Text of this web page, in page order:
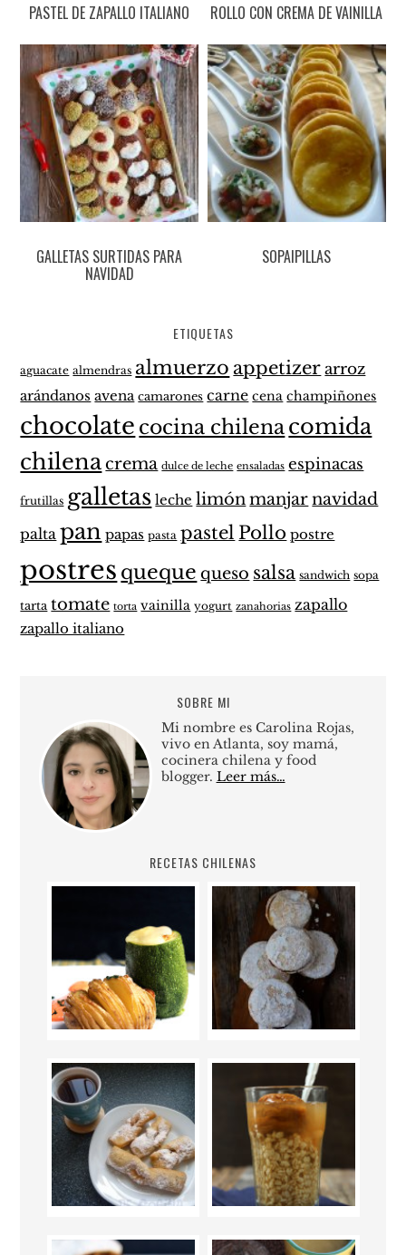
PASTEL DE ZAPALLO ITALIANO ROLLO CON CREMA DE VAINILLA
GALLETAS SURTIDAS PARA
NAVIDAD
SOPAIPILLAS
ETIQUETAS
aguacate almendras almuerzo appetizer arroz
arándanos avena camarones carne cena champiñones
chocolate cocina chilenacomida
chilenacrema dulce de leche ensaladas espinacas
frutillas galletas leche limónmanjarnavidad
palta pan papas pasta pastel Pollo postre
postres queque queso salsa sandwich sopa
tarta tomate torta vainilla yogurt zanahorias zapallo
zapallo italiano
SOBRE MI
Mi nombre es Carolina Rojas,
vivo en Atlanta, soy mamá,
cocinera chilena y food
blogger. Leer más…
RECETAS CHILENAS